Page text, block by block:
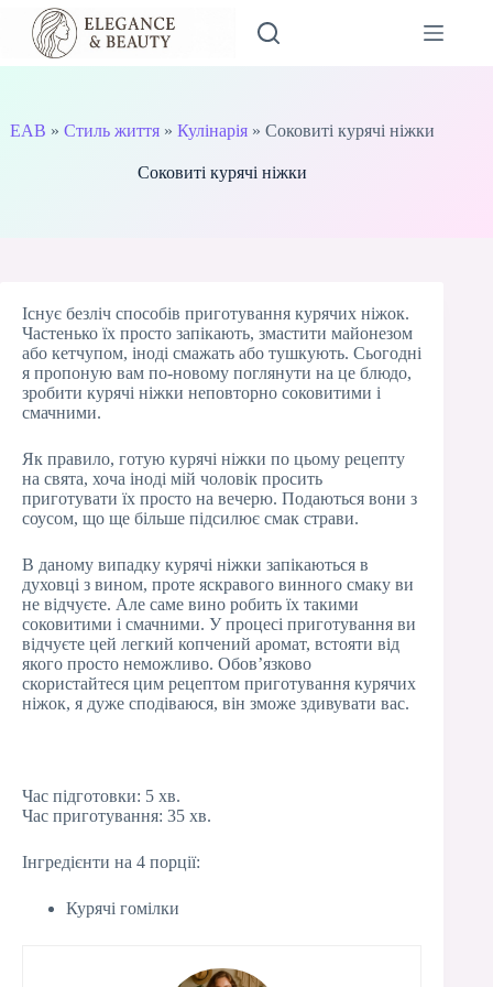
Перейти
вмісту
EAB » Стиль життя» Кулінарія» Соковиті курячі ніжки
Соковиті курячі ніжки
Існує безліч способів приготування курячих ніжок.
Частенько їх просто запікають, змастити майонезом
або кетчупом, іноді смажать або тушкують. Сьогодні
я пропоную вам по-новому поглянути на це блюдо,
зробити курячі ніжки неповторно соковитими і
смачними.
Як правило, готую курячі ніжки по цьому рецепту
на свята, хоча іноді мій чоловік просить
приготувати їх просто на вечерю. Подаються вони з
соусом, що ще більше підсилює смак страви.
В даному випадку курячі ніжки запікаються в
духовці з вином, проте яскравого винного смаку ви
не відчуєте. Але саме вино робить їх такими
соковитими і смачними. У процесі приготування ви
відчуєте цей легкий копчений аромат, встояти від
якого просто неможливо. Обов’язково
скористайтеся цим рецептом приготування курячих
ніжок, я дуже сподіваюся, він зможе здивувати вас.
Час підготовки: 5 хв.
Час приготування: 35 хв.
Інгредієнти на 4 порції:
Курячі гомілки